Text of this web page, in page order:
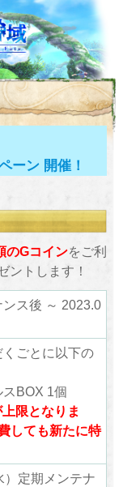
ーン 開催！
のGコインをご利
ントします！
ス後 ～ 2023.0
ごとに以下の
スBOX 1個
限となりま
しても新たに特
定期メンテナ